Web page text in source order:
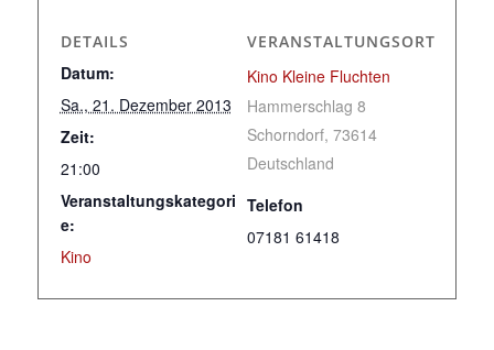
DETAILS
Datum:
Sa., 21. Dezember 2013
Zeit:
21:00
Veranstaltungskategori
e:
Kino
VERANSTALTUNGSORT
Kino Kleine Fluchten
Hammerschlag 8
Schorndorf, 73614
Deutschland
Telefon
07181 61418